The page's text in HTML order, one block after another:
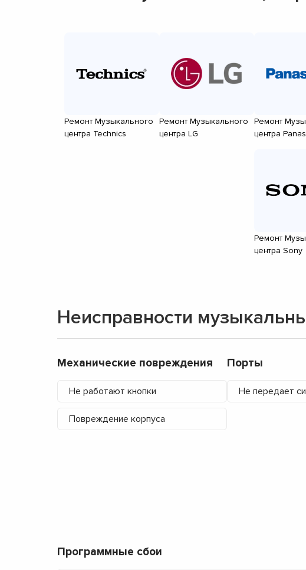
Ремонт Музыкального
центра Technics
Ремонт Музыкального
центра LG
Ремонт
центра
Ремонт
центра Sony
Неисправности
Механические повреждения
Не работают кнопки
Повреждение корпуса
Порты
Не передает
Программные сбои